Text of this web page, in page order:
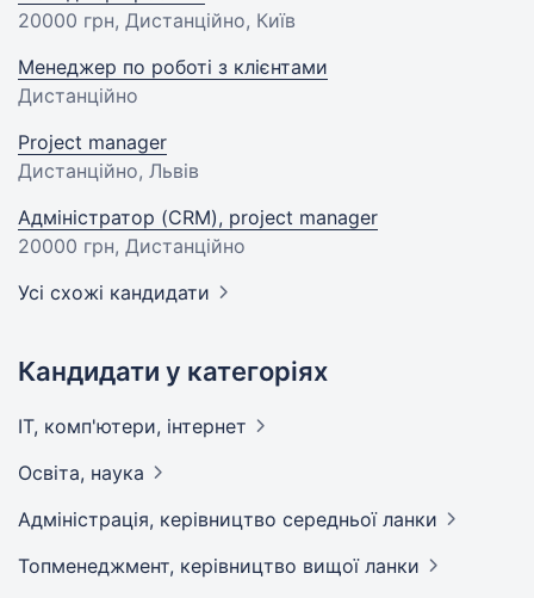
20000 грн, Дистанційно, Київ
Менеджер по роботі з клієнтами
Дистанційно
Project manager
Дистанційно, Львів
Адміністратор (CRM), project manager
20000 грн, Дистанційно
Усі схожі кандидати
Кандидати у категоріях
IT, комп'ютери, інтернет
Освіта, наука
Адмiнiстрацiя, керівництво середньої ланки
Топменеджмент, керівництво вищої ланки